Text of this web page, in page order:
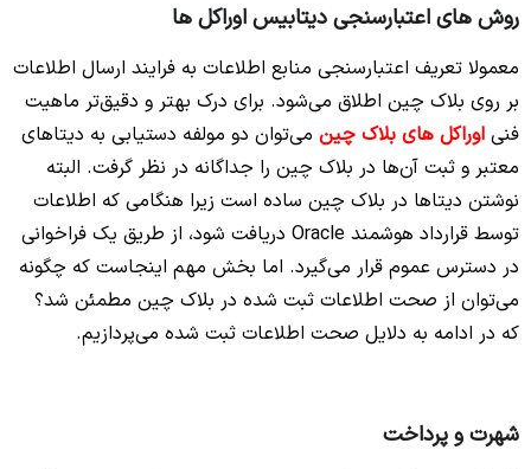
روش های اعتبارسنجی دیتابیس اوراکل ها
معمولا تعریف اعتبارسنجی منابع اطلاعات به فرایند ارسال اطلاعات
بر روی بلاک چین اطلاق می‌شود. برای درک بهتر و دقیق‌تر ماهیت
فنی اوراکل های بلاک چین می‌توان دو مولفه دستیابی به دیتاهای
معتبر و ثبت آن‌ها در بلاک چین را جداگانه در نظر گرفت. البته
نوشتن دیتاها در بلاک چین ساده است زیرا هنگامی که اطلاعات
توسط قرارداد هوشمند Oracle دریافت شود، از طریق یک فراخوانی
در دسترس عموم قرار می‌گیرد. اما بخش مهم اینجاست که چگونه
می‌توان از صحت اطلاعات ثبت شده در بلاک چین مطمئن شد؟
که در ادامه به دلایل صحت اطلاعات ثبت شده می‌پردازیم.
شهرت و پرداخت